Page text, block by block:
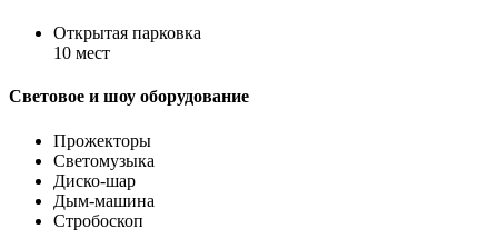
Открытая парковка
10 мест
Световое и шоу оборудование
Прожекторы
Светомузыка
Диско-шар
Дым-машина
Стробоскоп